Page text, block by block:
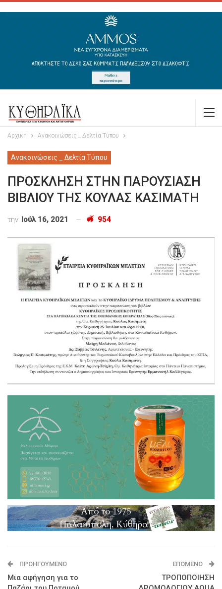
Αρχική Ανακοινώσεις _ Δελτία Τύπου
Ανακοινώσεις _ Δελτία Τύπου
ΠΡΟΣΚΛΗΣΗ ΣΤΗΝ ΠΑΡΟΥΣΙΑΣΗ
ΒΙΒΛΙΟΥ ΤΗΣ ΚΟΥΛΑΣ ΚΑΣΙΜΑΤΗ
την Ιούλ 16, 2021 954
ΠΡΟΗΓΟΎΜΕΝΟ
Μια αφήγηση για το
ΕΠΌΜΕΝΟ
ΤΡΟΠΟΠΟΙΗΣΗ